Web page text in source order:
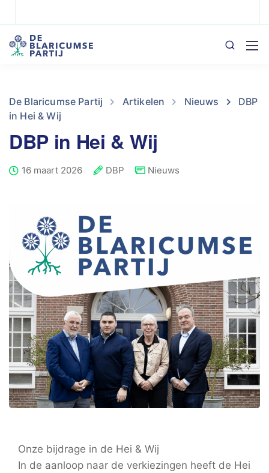
De Blaricumse Partij Artikelen Nieuws
DBP
in Hei & Wij
DBP in Hei & Wij
16 maart 2026 DBP Nieuws
Onze bijdrage in de Hei & Wij
In de aanloop naar de verkiezingen heeft de Hei